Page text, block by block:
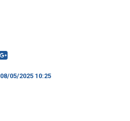
08/05/2025 10:25